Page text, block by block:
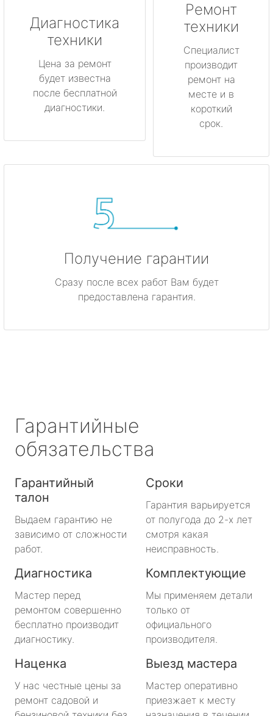
Диагностика
техники
Цена за ремонт
будет известна
после бесплатной
диагностики.
Ремонт
техники
Специалист
производит
ремонт на
месте и в
короткий
срок.
Получение гарантии
Сразу после всех работ Вам будет
предоставлена гарантия.
Гарантийные
обязательства
Гарантийный
талон
Выдаем гарантию не
зависимо от сложности
работ.
Сроки
Гарантия варьируется
от полугода до 2-х лет
смотря какая
неисправность.
Диагностика
Мастер перед
ремонтом совершенно
бесплатно производит
диагностику.
Комплектующие
Мы применяем детали
только от
официального
производителя.
Наценка
У нас честные цены за
ремонт садовой и
Выезд мастера
Мастер оперативно
приезжает к месту